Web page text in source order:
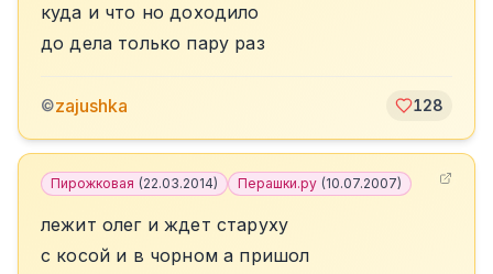
куда и что но доходило
до дела только пару раз
©zajushka 128
Пирожковая (22.03.2014) Перашки.ру (10.07.2007)
лежит олег и ждет старуху
с косой и в чорном а пришол